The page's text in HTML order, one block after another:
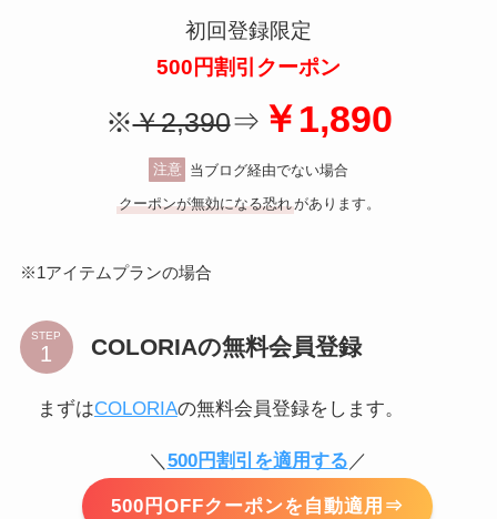
初回登録限定
500円割引クーポン
※￥2,390⇒ ￥1,890
注意 当ブログ経由でない場合
クーポンが無効になる恐れがあります。
※1アイテムプランの場合
STEP COLORIAの無料会員登録
まずはCOLORIAの無料会員登録をします。
＼ 500円割引を適用する ／
500円OFFクーポンを自動適用⇒